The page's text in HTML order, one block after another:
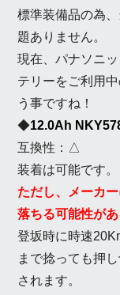
標準装備品の為
題ありません。
現在、パナソニ
テリーをご利用
う事ですね！
◆12.0Ah
互換性：△
装着は可能です。
ただし、メーカ
落ちる可能性があ
登坂時に時速
まで捻っても押
されます。